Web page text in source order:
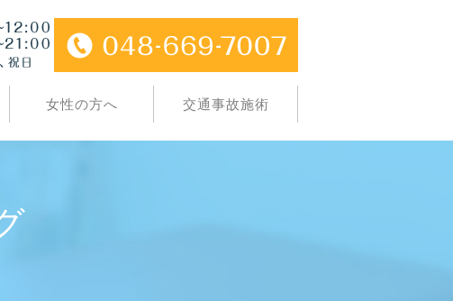
女性の方へ 交通事故施術